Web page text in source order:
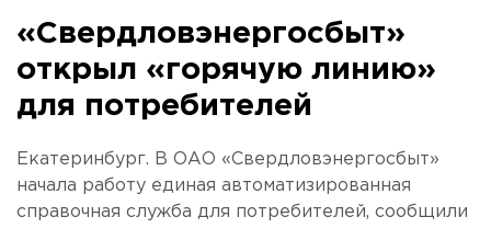
«Свердловэнергосбыт»
открыл «горячую линию»
для потребителей
Екатеринбург. В ОАО «Свердловэнергосбыт»
начала работу единая автоматизированная
справочная служба для потребителей, сообщили